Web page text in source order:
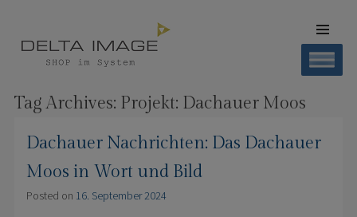
CONTENT
Tag Archives: Projekt: Dachauer Moos
Dachauer Nachrichten: Das Dachauer
Moos in Wort und Bild
Posted on 16. September 2024